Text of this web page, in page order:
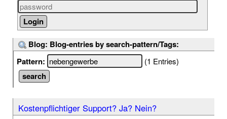
Blog: Blog-entries by search-pattern/Tags:
Pattern:
(1 Entries)
Kostenpflichtiger Support? Ja? Nein?